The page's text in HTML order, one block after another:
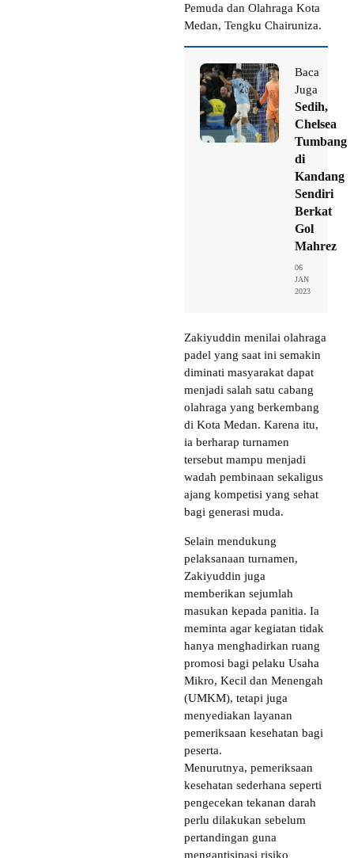
Pemuda dan Olahraga Kota
Medan, Tengku Chairuniza.
Baca
Juga
Sedih,
Chelsea
Tumbang
di
Kandang
Sendiri
Berkat
Gol
Mahrez
06
JAN
2023
Zakiyuddin menilai olahraga
padel yang saat ini semakin
diminati masyarakat dapat
menjadi salah satu cabang
olahraga yang berkembang
di Kota Medan. Karena itu,
ia berharap turnamen
tersebut mampu menjadi
wadah pembinaan sekaligus
ajang kompetisi yang sehat
bagi generasi muda.
Selain mendukung
pelaksanaan turnamen,
Zakiyuddin juga
memberikan sejumlah
masukan kepada panitia. Ia
meminta agar kegiatan tidak
hanya menghadirkan ruang
promosi bagi pelaku Usaha
Mikro, Kecil dan Menengah
(UMKM), tetapi juga
menyediakan layanan
pemeriksaan kesehatan bagi
peserta.
Menurutnya, pemeriksaan
kesehatan sederhana seperti
pengecekan tekanan darah
perlu dilakukan sebelum
pertandingan guna
mengantisipasi risiko